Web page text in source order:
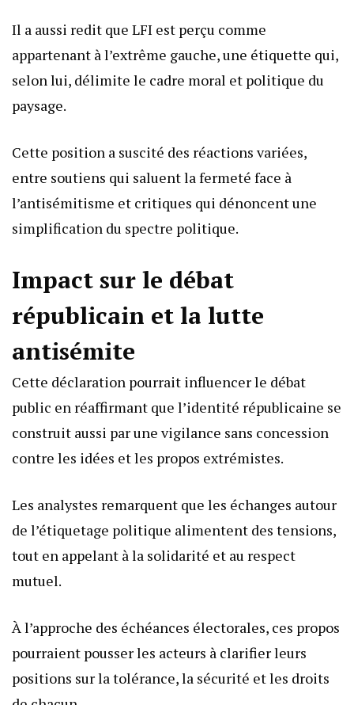
Il a aussi redit que LFI est perçu comme
appartenant à l’extrême gauche, une étiquette qui,
selon lui, délimite le cadre moral et politique du
paysage.
Cette position a suscité des réactions variées,
entre soutiens qui saluent la fermeté face à
l’antisémitisme et critiques qui dénoncent une
simplification du spectre politique.
Impact sur le débat
républicain et la lutte
antisémite
Cette déclaration pourrait influencer le débat
public en réaffirmant que l’identité républicaine se
construit aussi par une vigilance sans concession
contre les idées et les propos extrémistes.
Les analystes remarquent que les échanges autour
de l’étiquetage politique alimentent des tensions,
tout en appelant à la solidarité et au respect
mutuel.
À l’approche des échéances électorales, ces propos
pourraient pousser les acteurs à clarifier leurs
positions sur la tolérance, la sécurité et les droits